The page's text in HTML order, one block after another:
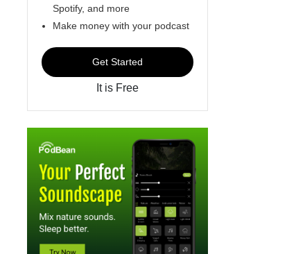
Spotify, and more
Make money with your podcast
Get Started
It is Free